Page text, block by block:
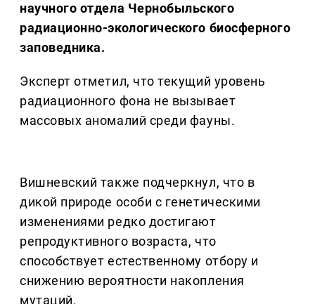
научного отдела Чернобыльского
радиационно-экологического биосферного
заповедника.
Эксперт отметил, что текущий уровень
радиационного фона не вызывает
массовых аномалий среди фауны.
Вишневский также подчеркнул, что в
дикой природе особи с генетическими
изменениями редко достигают
репродуктивного возраста, что
способствует естественному отбору и
снижению вероятности накопления
мутаций.